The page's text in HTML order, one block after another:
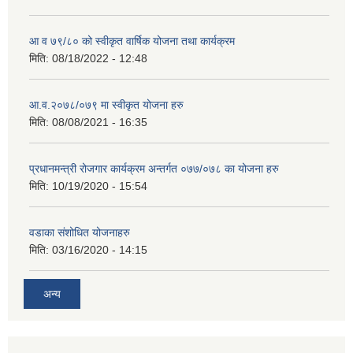
आ व ७९/८० को स्वीकृत वार्षिक योजना तथा कार्यक्रम
मिति: 08/18/2022 - 12:48
आ.व.२०७८/०७९ मा स्वीकृत योजना हरु
मिति: 08/08/2021 - 16:35
प्रधानमन्त्री रोजगार कार्यक्रम अन्तर्गत ०७७/०७८ का योजना हरु
मिति: 10/19/2020 - 15:54
वडाका संशोधित योजनाहरु
मिति: 03/16/2020 - 14:15
अन्य